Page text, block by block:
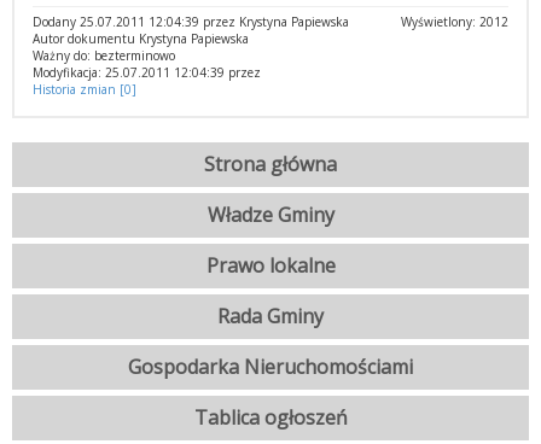
Wyświetlony: 2012
Dodany 25.07.2011 12:04:39 przez Krystyna Papiewska
Autor dokumentu Krystyna Papiewska
Ważny do: bezterminowo
Modyfikacja: 25.07.2011 12:04:39 przez
Historia zmian [0]
Strona główna
Władze Gminy
Prawo lokalne
Rada Gminy
Gospodarka Nieruchomościami
Tablica ogłoszeń